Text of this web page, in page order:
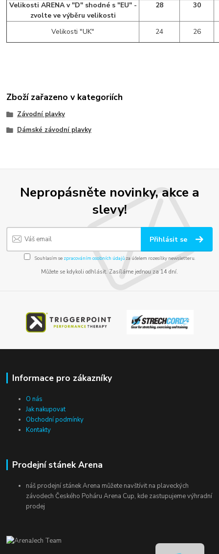
Velikosti ARENA v "D" shodné s "EU" -
zvolte ve výběru velikosti
28 30
Velikosti "UK" 24 26
Zboží zařazeno v kategoriích
Závodní plavky
Dámské závodní plavky
Nepropásněte novinky, akce a
slevy!
Přihlásit se
Souhlasím se zpracováním osobních údajůza účelem rozesílky newsletteru.
Můžete se kdykoli odhlásit. Zasíláme jednou za 14 dní.
Informace pro zákazníky
O nás
Jak nakupovat
Obchodní podmínky
Kontakty
Prodejní stánek Arena
náš prodejní stánek Arena můžete navštívit na plaveckých
závodech Českého Poháru Arena Cup, kde zastupujeme výhradní
prodej